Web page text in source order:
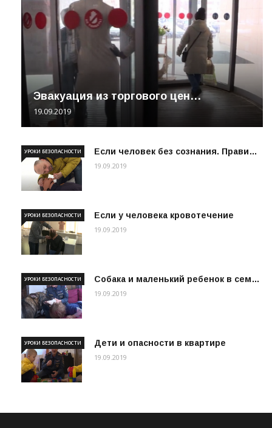
Эвакуация из торгового цен…
19.09.2019
Если человек без сознания. Прави…
УРОКИ БЕЗОПАСНОСТИ
19.09.2019
Если у человека кровотечение
УРОКИ БЕЗОПАСНОСТИ
19.09.2019
Собака и маленький ребенок в сем…
УРОКИ БЕЗОПАСНОСТИ
19.09.2019
Дети и опасности в квартире
УРОКИ БЕЗОПАСНОСТИ
19.09.2019